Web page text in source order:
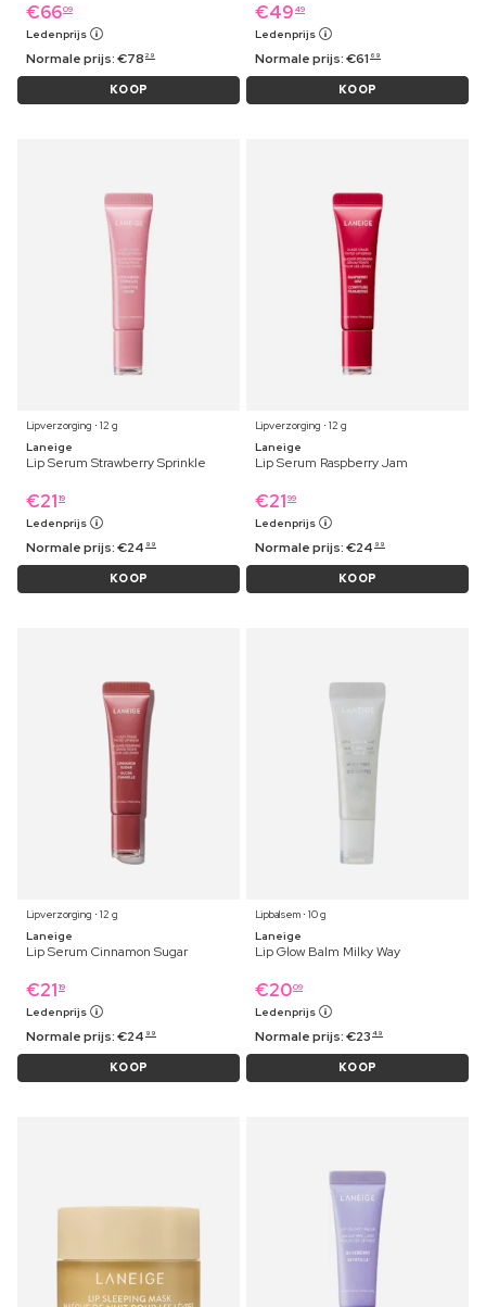
€6609
Ledenprijs
Normale prijs:€78 29
KOOP
€49 49
Ledenprijs
Normale prijs:€61 69
KOOP
Lipverzorging ⋅ 12 g
Laneige
Lip Serum Strawberry Sprinkle
€21 19
Ledenprijs
Normale prijs:€24 99
KOOP
Lipverzorging ⋅ 12 g
Laneige
Lip Serum Raspberry Jam
€21 99
Ledenprijs
Normale prijs:€24 99
KOOP
Lipverzorging ⋅ 12 g
Laneige
Lip Serum Cinnamon Sugar
€21 19
Ledenprijs
Normale prijs:€24 99
KOOP
Lipbalsem ⋅ 10 g
Laneige
Lip Glow Balm Milky Way
€2009
Ledenprijs
Normale prijs:€23 49
KOOP